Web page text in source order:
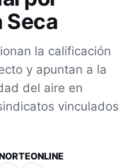
Seca
la calificación
y apuntan a la
del aire en
vinculados